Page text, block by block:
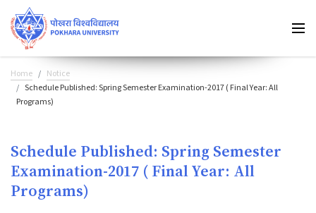
Home
Notice
Schedule Published: Spring Semester Examination-2017 ( Final Year: All
Programs)
Schedule Published: Spring Semester
Examination-2017 ( Final Year: All
Programs)